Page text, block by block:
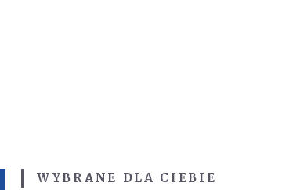
WYBRANE DLA CIEBIE